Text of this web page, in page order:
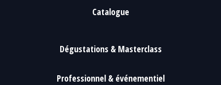
Catalogue
Dégustations & Masterclass
Professionnel & événementiel